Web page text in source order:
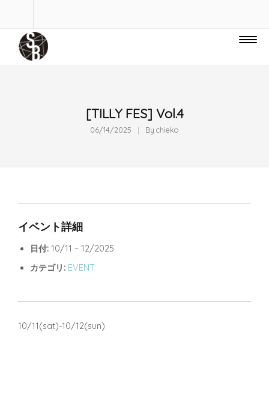
[TILLY FES] Vol.4
06/14/2025 By chieko
イベント詳細
日付: 10/11 – 12/2025
カテゴリ: EVENT
10/11(sat)-10/12(sun)